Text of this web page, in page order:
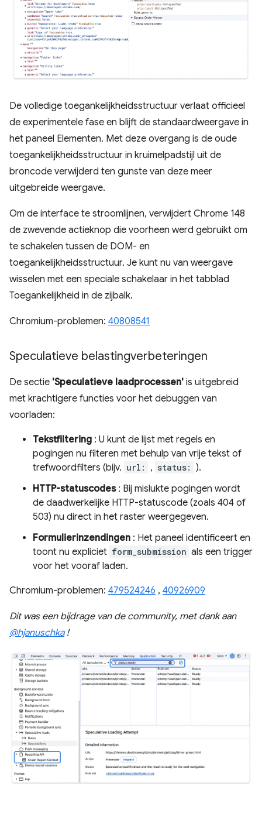
De volledige toegankelijkheidsstructuur verlaat officieel
de experimentele fase en blijft de standaardweergave in
het paneel Elementen. Met deze overgang is de oude
toegankelijkheidsstructuur in kruimelpadstijl uit de
broncode verwijderd ten gunste van deze meer
uitgebreide weergave.
Om de interface te stroomlijnen, verwijdert Chrome 148
de zwevende actieknop die voorheen werd gebruikt om
te schakelen tussen de DOM- en
toegankelijkheidsstructuur. Je kunt nu van weergave
wisselen met een speciale schakelaar in het tabblad
Toegankelijkheid in de zijbalk.
Chromium-problemen: 40808541
Speculatieve belastingverbeteringen
De sectie 'Speculatieve laadprocessen' is uitgebreid
met krachtigere functies voor het debuggen van
voorladen:
Tekstfiltering : U kunt de lijst met regels en
pogingen nu filteren met behulp van vrije tekst of
trefwoordfilters (bijv. url: , status:
).
HTTP-statuscodes: Bij mislukte pogingen wordt
de daadwerkelijke HTTP-statuscode (zoals 404 of
503) nu direct in het raster weergegeven.
Formulierinzendingen : Het paneel identificeert en
toont nu expliciet form_submission als een trigger
voor het vooraf laden.
Chromium-problemen: 479524246 , 40926909
Dit was een bijdrage van de community, met dank aan
@hjanuschka!